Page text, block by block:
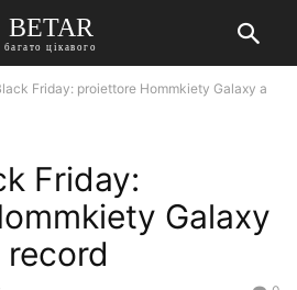
BETAR
багато цікавого
Friday: proiettore Hommkiety Galaxy a
Friday:
Galaxy